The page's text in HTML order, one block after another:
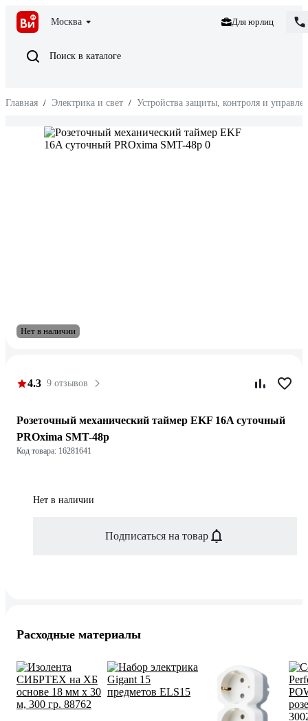
Москва Для юрлиц
Поиск в каталоге
Главная / Электрика и свет / Устройства защиты, контроля и
Нет в наличии
4.3 9 отзывов
Розеточный механический таймер EKF 16A суточный
PROxima SMT-48p
Код товара: 16281641
Нет в наличии
Подписаться на товар
Расходные материалы